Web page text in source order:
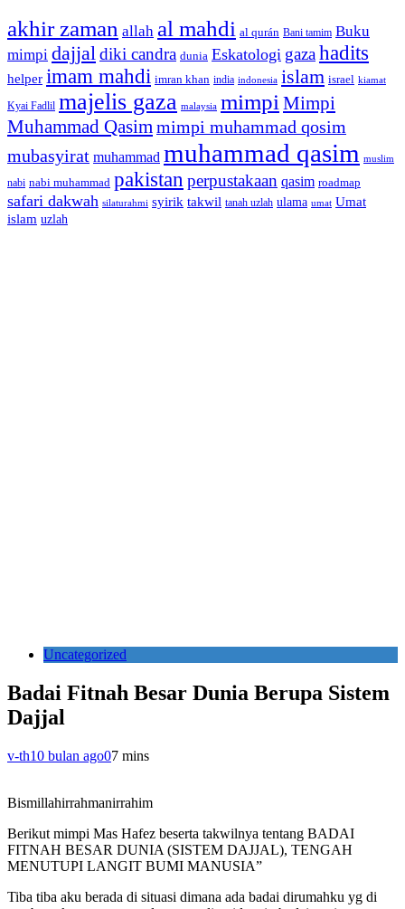
akhir zaman allah al mahdi al qurán Bani tamim Buku
mimpi dajjal diki candra dunia Eskatologi gazahadits
helper imam mahdi imran khan india indonesia islam israel kiamat
Kyai Fadlil majelis gaza malaysia mimpi Mimpi
Muhammad Qasim mimpi muhammad qosim
mubasyirat muhammad muhammad qasim muslim
nabi nabi muhammad pakistan perpustakaan qasim roadmap
safari dakwah silaturahmi syirik takwil tanah uzlah ulama umat Umat
islam uzlah
Uncategorized
Badai Fitnah Besar Dunia Berupa Sistem
Dajjal
v-th10 bulan ago07 mins
Bismillahirrahmanirrahim
Berikut mimpi Mas Hafez beserta takwilnya tentang BADAI
FITNAH BESAR DUNIA (SISTEM DAJJAL), TENGAH
MENUTUPI LANGIT BUMI MANUSIA”
Tiba tiba aku berada di situasi dimana ada badai dirumahku yg di